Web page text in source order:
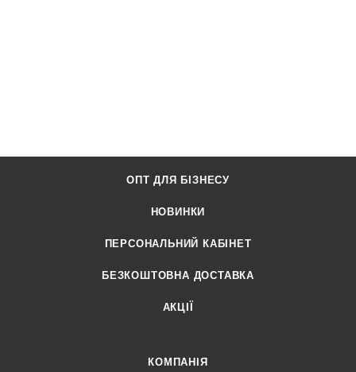
ОПТ ДЛЯ БІЗНЕСУ
НОВИНКИ
ПЕРСОНАЛЬНИЙ КАБІНЕТ
БЕЗКОШТОВНА ДОСТАВКА
АКЦІЇ
КОМПАНІЯ